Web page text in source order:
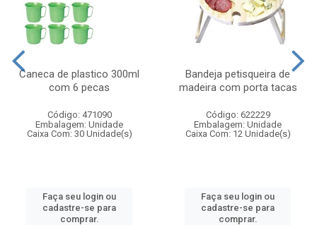
Caneca de plastico 300ml
com 6 pecas
Código: 471090
Embalagem: Unidade
Caixa Com: 30 Unidade(s)
Faça seu login ou
cadastre-se para
comprar.
Bandeja petisqueira de
madeira com porta tacas
Código: 622229
Embalagem: Unidade
Caixa Com: 12 Unidade(s)
Faça seu login ou
cadastre-se para
comprar.